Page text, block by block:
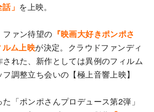
」 を上映。
ァン待望の 『映画大好きポンポさ
ム上映が決定。クラウドファンディ
された、新作としては異例のフィルム
調整立ち会いの【極上音響上映】
「ポンポさんプロデュース第2弾」